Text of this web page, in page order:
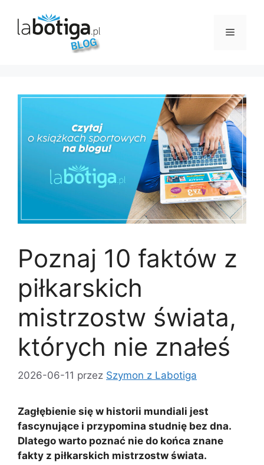
treści
Menu
Poznaj 10 faktów z
piłkarskich
mistrzostw świata,
których nie znałeś
2026-06-11 przez Szymon z Labotiga
Zagłębienie się w historii mundiali jest
fascynujące i przypomina studnię bez dna.
Dlatego warto poznać nie do końca znane
fakty z piłkarskich mistrzostw świata.